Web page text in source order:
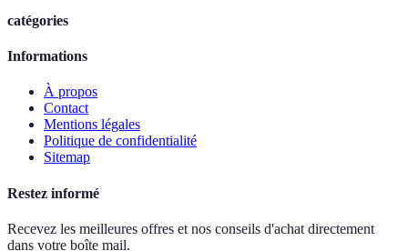
catégories
Informations
À propos
Contact
Mentions légales
Politique de confidentialité
Sitemap
Restez informé
Recevez les meilleures offres et nos conseils d'achat directement
dans votre boîte mail.